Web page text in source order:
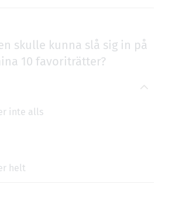
skulle kunna slå sig in på
10 favoriträtter?
inte alls
helt